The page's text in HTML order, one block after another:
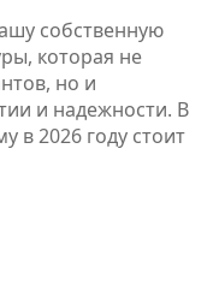
собственную
которая не
но и
и надежности. В
в 2026 году стоит